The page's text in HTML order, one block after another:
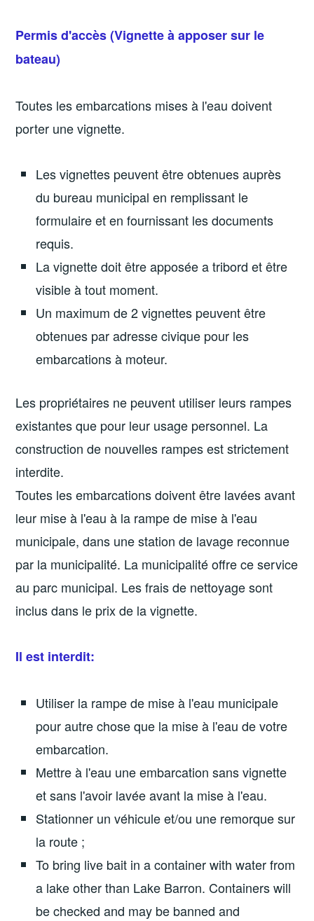
Permis d'accès (Vignette à apposer sur le
bateau)
Toutes les embarcations mises à l'eau doivent
porter une vignette.
Les vignettes peuvent être obtenues auprès
du bureau municipal en remplissant le
formulaire et en fournissant les documents
requis.
La vignette doit être apposée a tribord et être
visible à tout moment.
Un maximum de 2 vignettes peuvent être
obtenues par adresse civique pour les
embarcations à moteur.
Les propriétaires ne peuvent utiliser leurs rampes
existantes que pour leur usage personnel. La
construction de nouvelles rampes est strictement
interdite.
Toutes les embarcations doivent être lavées avant
leur mise à l'eau à la rampe de mise à l'eau
municipale, dans une station de lavage reconnue
par la municipalité. La municipalité offre ce service
au parc municipal. Les frais de nettoyage sont
inclus dans le prix de la vignette.
Il est interdit:
Utiliser la rampe de mise à l'eau municipale
pour autre chose que la mise à l'eau de votre
embarcation.
Mettre à l'eau une embarcation sans vignette
et sans l'avoir lavée avant la mise à l'eau.
Stationner un véhicule et/ou une remorque sur
la route ;
To bring live bait in a container with water from
a lake other than Lake Barron. Containers will
be checked and may be banned and